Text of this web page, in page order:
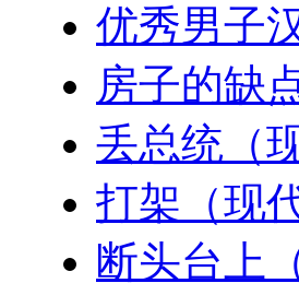
优秀男子
房子的缺
丢总统（
打架（现
断头台上